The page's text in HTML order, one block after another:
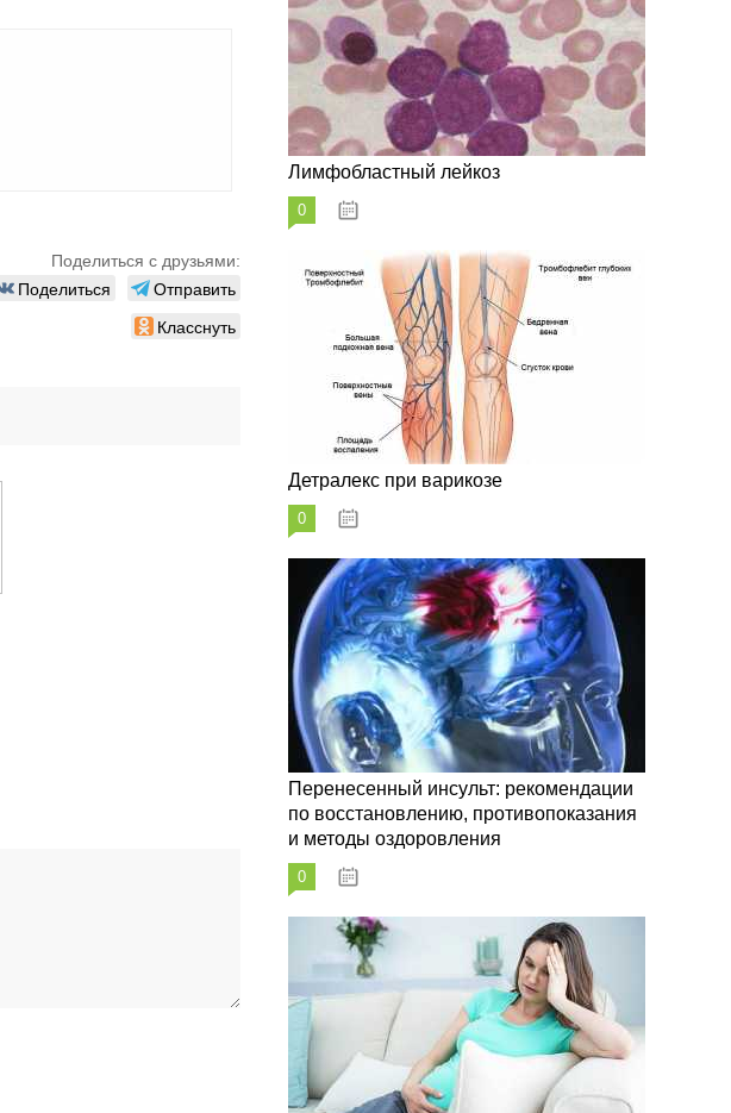
Поделиться с друзьями:
Поделиться
Отправить
Класснуть
Лимфобластный лейкоз
0
Детралекс при варикозе
0
Перенесенный инсульт: рекомендации
по восстановлению, противопоказания
и методы оздоровления
0